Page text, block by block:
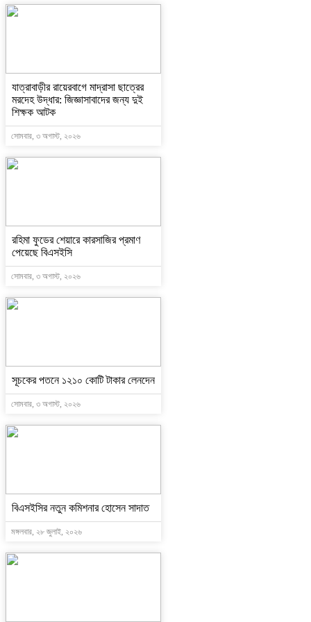
যাত্রাবাড়ীর রায়েরবাগে মাদ্রাসা ছাত্রের
মরদেহ উদ্ধার: জিজ্ঞাসাবাদের জন্য দুই
শিক্ষক আটক
সোমবার, ৩ অগাস্ট, ২০২৬
রহিমা ফুডের শেয়ারে কারসাজির প্রমাণ
পেয়েছে বিএসইসি
সোমবার, ৩ অগাস্ট, ২০২৬
সূচকের পতনে ১২১০ কোটি টাকার লেনদেন
সোমবার, ৩ অগাস্ট, ২০২৬
বিএসইসির নতুন কমিশনার হোসেন সাদাত
মঙ্গলবার, ২৮ জুলাই, ২০২৬